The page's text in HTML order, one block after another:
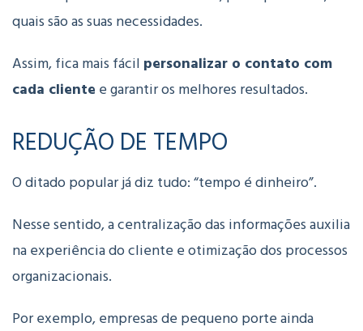
quais são as suas necessidades.
Assim, fica mais fácil personalizar o contato com
cada cliente e garantir os melhores resultados.
REDUÇÃO DE TEMPO
O ditado popular já diz tudo: “tempo é dinheiro”.
Nesse sentido, a centralização das informações auxilia
na experiência do cliente e otimização dos processos
organizacionais.
Por exemplo, empresas de pequeno porte ainda